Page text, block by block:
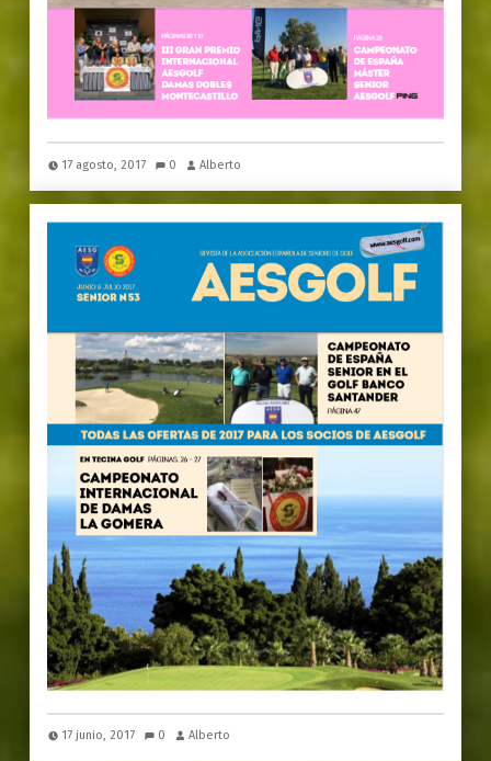
17 agosto, 2017 0 Alberto
17 junio, 2017 0 Alberto